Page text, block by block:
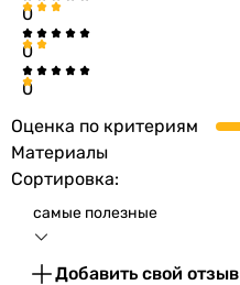
0
0
0
Оценка по критериям
Материалы
Сортировка:
самые полезные
Добавить свой отзыв